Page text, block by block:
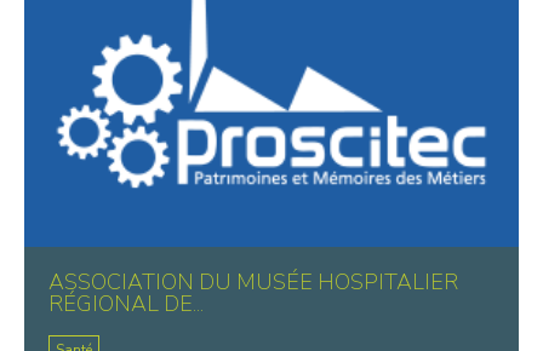
ASSOCIATION DU MUSÉE HOSPITALIER
RÉGIONAL DE...